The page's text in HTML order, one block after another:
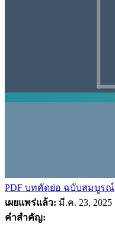
PDF บทคัดย่อ ฉบับสมบูรณ์
เผยแพร่แล้ว: มี.ค. 23, 2025
คำสำคัญ: